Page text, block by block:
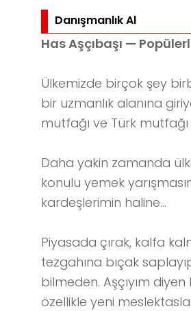
Danışmanlık Al
Has Aşçıbaşı —
Ülkemizde birçok şey
bir uzmanlık alanına
mutfağı ve Türk
Daha yakin zamanda
konulu yemek
kardeşlerimin haline…
Piyasada çırak, kalfa
tezgahına bıçak
bilmeden. Aşçıyım
özellikle yeni